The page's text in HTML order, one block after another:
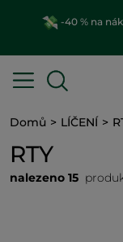
-40 % na
Domů LÍČENÍ
RTY
nalezeno 15